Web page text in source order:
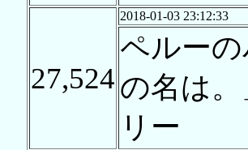
27,524
2018-01-03 23:12:33
ペルー
の名は
リー